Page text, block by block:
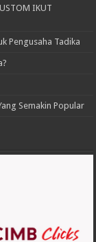
IKUT
Pengusaha Tadika
Semakin Popular